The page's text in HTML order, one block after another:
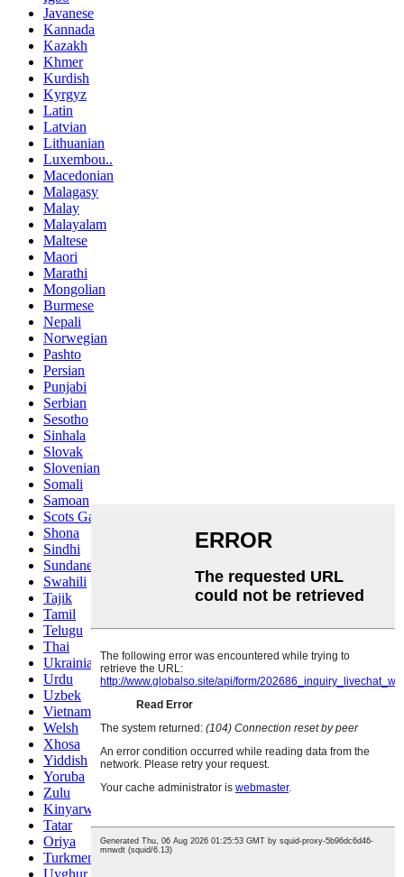
Javanese
Kannada
Kazakh
Khmer
Kurdish
Kyrgyz
Latin
Latvian
Lithuanian
Luxembou..
Macedonian
Malagasy
Malay
Malayalam
Maltese
Maori
Marathi
Mongolian
Burmese
Nepali
Norwegian
Pashto
Persian
Punjabi
Serbian
Sesotho
Sinhala
Slovak
Slovenian
Somali
Samoan
Scots Gaelic
Shona
Sindhi
Sundanese
Swahili
Tajik
Tamil
Telugu
Thai
Ukrainian
Urdu
Uzbek
Vietnamese
Welsh
Xhosa
Yiddish
Yoruba
Zulu
Kinyarwanda
Tatar
Oriya
Turkmen